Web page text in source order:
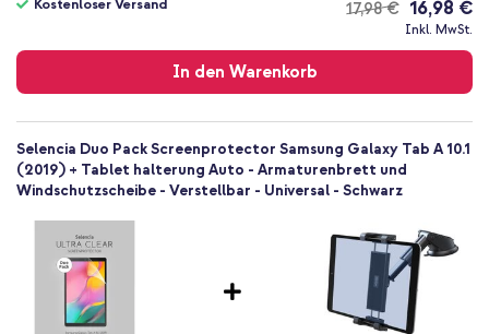
17,98 €
Kostenloser Versand 16,98 €
Inkl. MwSt.
In den Warenkorb
Versand
Selencia Duo Pack Screenprotector Samsung Galaxy Tab A 10.1
(2019) + Tablet halterung Auto - Armaturenbrett und
Windschutzscheibe - Verstellbar - Universal - Schwarz